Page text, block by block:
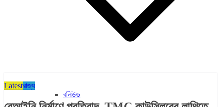
বলিউড
Latestরাজ্য​